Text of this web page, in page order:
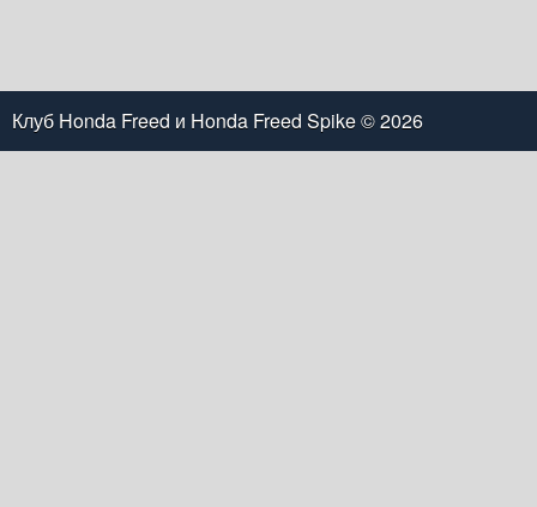
Клуб Honda Freed и Honda Freed Spike© 2026